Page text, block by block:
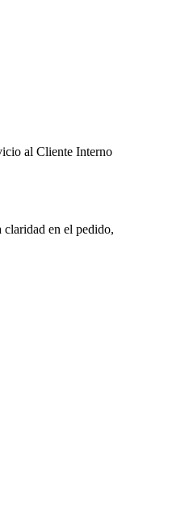
al Cliente Interno
claridad en el pedido,